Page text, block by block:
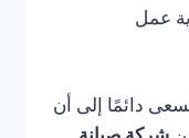
عمل
دائمًا إلى أن